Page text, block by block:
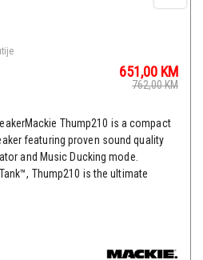
651,00 KM
762,00KM
Thump210 is a compact
featuring proven sound quality
and Music Ducking mode.
Thump210 is the ultimate